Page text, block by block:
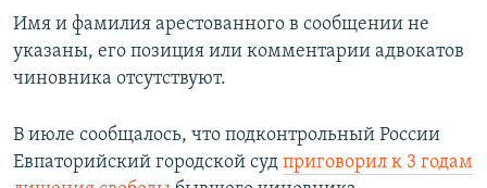
Имя и фамилия арестованного в сообщении не
указаны, его позиция или комментарии адвокатов
чиновника отсутствуют.
В июле сообщалось, что подконтрольный России
Евпаторийский городской суд приговорил к 3 годам